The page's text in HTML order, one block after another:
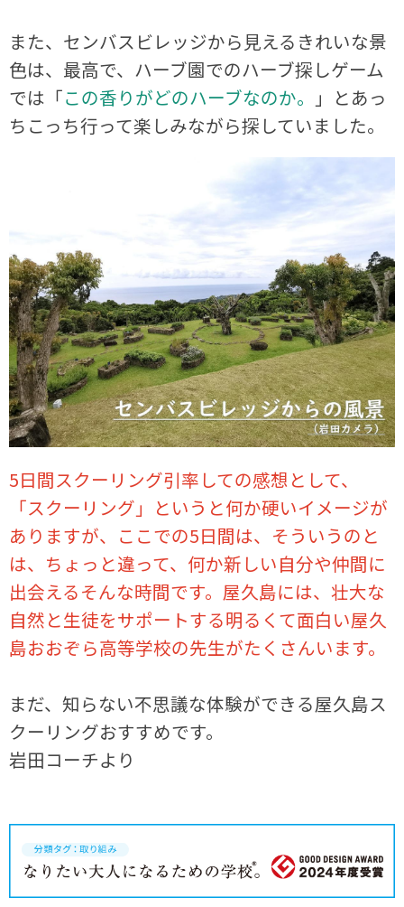
また、センバスビレッジから見えるきれいな景
色は、最高で、ハーブ園でのハーブ探しゲーム
では「この香りがどのハーブなのか。
」とあっ
ちこっち行って楽しみながら探していました。
5日間スクーリング引率しての感想として、
「スクーリング」というと何か硬いイメージが
ありますが、ここでの5日間は、そういうのと
は、ちょっと違って、何か新しい自分や仲間に
出会えるそんな時間です。屋久島には、壮大な
自然と生徒をサポートする明るくて面白い屋久
島おおぞら高等学校の先生がたくさんいます。
まだ、知らない不思議な体験ができる屋久島ス
クーリングおすすめです。
岩田コーチより